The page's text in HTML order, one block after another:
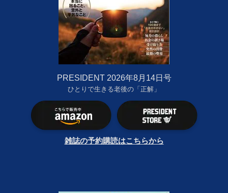
PRESIDENT 2026年8月14日号
ひとりで生きる老後の「正解」
雑誌の予約購読はこちらから